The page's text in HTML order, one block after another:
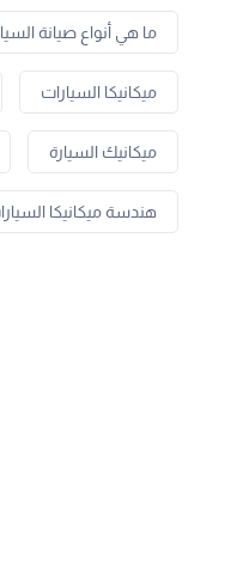
ما هي أنواع صيانة
ميكانيكا السيارات
ميكانيك السيارة
هندسة ميكانيكا